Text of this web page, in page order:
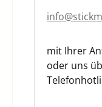
mit Ihrer
oder uns